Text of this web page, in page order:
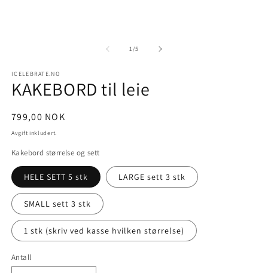
1/av
5
ICELEBRATE.NO
KAKEBORD til leie
Vanlig
pris
799,00 NOK
Avgift inkludert.
Kakebord størrelse og sett
HELE SETT 5 stk LARGE sett 3 stk
SMALL sett 3 stk
1 stk (skriv ved kasse hvilken størrelse)
Antall